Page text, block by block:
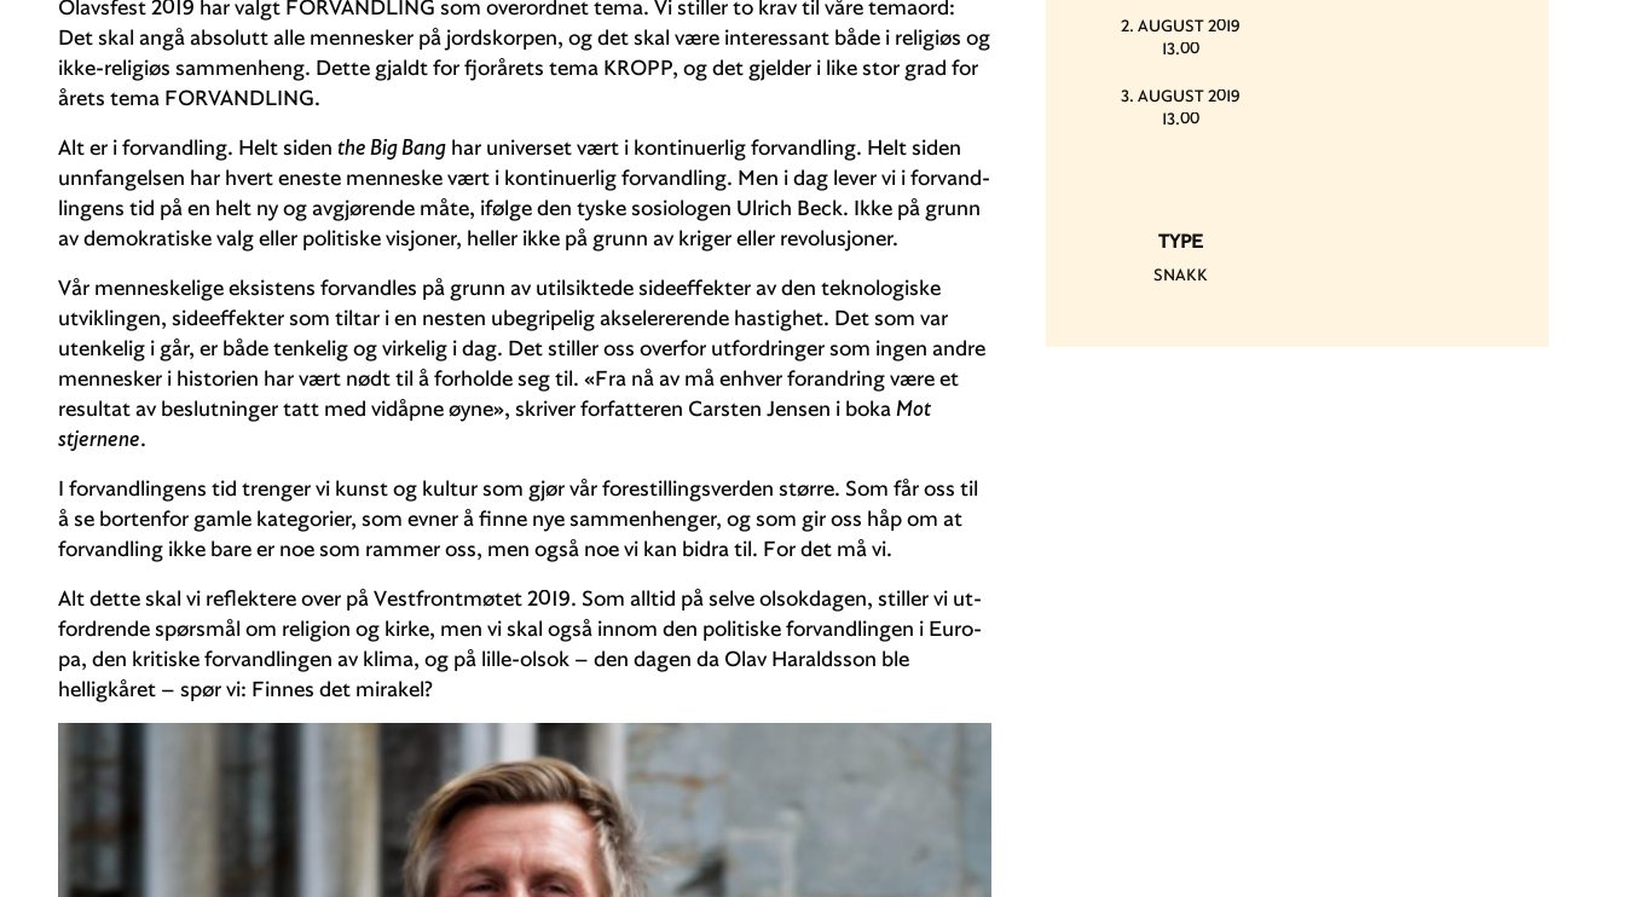
Olavsfest 2019 har valgt FORVANDLING som overordnet tema. Vi stiller to krav til våre temaord:
Det skal angå absolutt alle mennesker på jordskorpen, og det skal være interessant både i religiøs og
ikke-religiøs sammenheng. Dette gjaldt for fjorårets tema KROPP, og det gjelder i like stor grad for
årets tema FORVANDLING.
Alt er i forvandling. Helt siden the Big Bang har universet vært i kontinuerlig forvandling. Helt siden
unnfangelsen har hvert eneste menneske vært i kontinuerlig forvandling. Men i dag lever vi i forvand­
lingens tid på en helt ny og avgjørende måte, ifølge den tyske sosiologen Ulrich Beck. Ikke på grunn
av demokratiske valg eller politiske visjoner, heller ikke på grunn av kriger eller revolusjoner.
Vår men­nes­kelige eksistens forvandles på grunn av utilsiktede sideeffekter av den teknologiske
utvik­lingen, sideeffekter som tiltar i en nesten ubegripelig akselererende hastighet. Det som var
utenkelig i går, er både tenkelig og virkelig i dag. Det stiller oss overfor utfordringer som ingen andre
mennesker i histo­rien har vært nødt til å forholde seg til. «Fra nå av må enhver forandring være et
resultat av beslut­ninger tatt med vidåpne øyne», skriver forfatteren Carsten Jensen i boka Mot
stjernene.
I forvandlingens tid trenger vi kunst og kultur som gjør vår forestillingsverden større. Som får oss til
å se bortenfor gamle kategorier, som evner å finne nye sammenhenger, og som gir oss håp om at
forvandling ikke bare er noe som rammer oss, men også noe vi kan bidra til. For det må vi.
Alt dette skal vi reflektere over på Vestfrontmøtet 2019. Som alltid på selve olsokdagen, stiller vi ut­
ford­rende spørsmål om religion og kirke, men vi skal også innom den politiske forvandlingen i Euro­
pa, den kritiske forvandlingen av klima, og på lille-olsok – den dagen da Olav Haraldsson ble
helligkåret – spør vi: Finnes det mirakel?
2. AUGUST 2019
13.00
3. AUGUST 2019
13.00
TYPE
SNAKK